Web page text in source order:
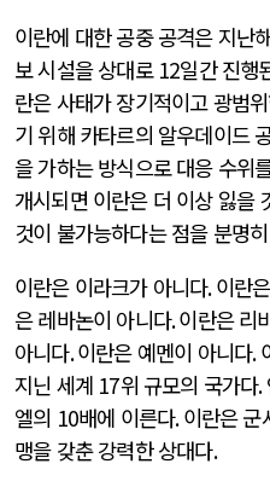
이란에 대한 공중 공격은 지난
보 시설을 상대로 12일간 진행
란은 사태가 장기적이고 광범
기 위해 카타르의 알우데이드
을 가하는 방식으로 대응 수위
개시되면 이란은 더 이상 잃을
것이 불가능하다는 점을 분명
이란은 이라크가 아니다.이란
은 레바논이 아니다.이란은 리
아니다.이란은 예멘이 아니다.
지닌 세계 17위 규모의 국가다.
엘의 10배에 이른다.이란은 군
맹을 갖춘 강력한 상대다.